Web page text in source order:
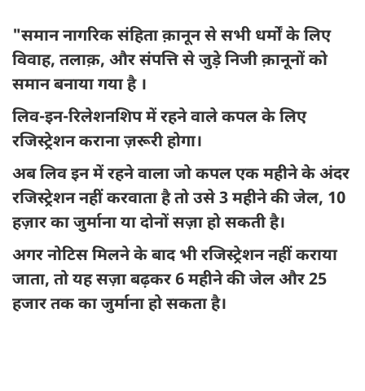
"समान नागरिक संहिता क़ानून से सभी धर्मों के लिए
विवाह, तलाक़, और संपत्ति से जुड़े निजी क़ानूनों को
समान बनाया गया है ।
लिव-इन-रिलेशनशिप में रहने वाले कपल के लिए
रजिस्ट्रेशन कराना ज़रूरी होगा।
अब लिव इन में रहने वाला जो कपल एक महीने के अंदर
रजिस्ट्रेशन नहीं करवाता है तो उसे 3 महीने की जेल, 10
हज़ार का जुर्माना या दोनों सज़ा हो सकती है।
अगर नोटिस मिलने के बाद भी रजिस्ट्रेशन नहीं कराया
जाता, तो यह सज़ा बढ़कर 6 महीने की जेल और 25
हजार तक का जुर्माना हो सकता है।